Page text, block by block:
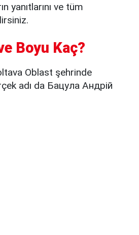
yanıtlarını ve tüm
Boyu Kaç?
Oblast şehrinde
adı da Бацула Андрій